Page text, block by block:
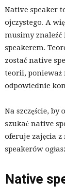
Native speaker
ojczystego. A
musimy znaleźć
speakerem.
zostać native
teorii, ponieważ
odpowiednie
Na szczęście, by
szukać native
oferuje zajęcia
speakerów
Native